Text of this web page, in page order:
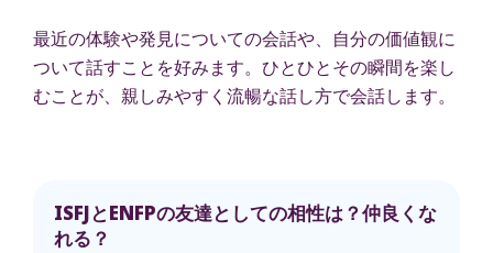
最近の体験や発見についての会話や、自分の価値観に
ついて話すことを好みます。ひとひとその瞬間を楽し
むことが、親しみやすく流暢な話し方で会話します。
ISFJとENFPの友達としての相性は？仲良くな
れる？